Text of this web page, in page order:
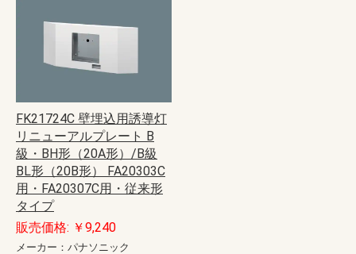
FK21724C 壁埋込用誘導灯
リニューアルプレート B
級・BH形（20A形）/B級
BL形（20B形） FA20303C
用・FA20307C用・従来形
タイプ
販売価格: ￥9,240
メーカー：パナソニック